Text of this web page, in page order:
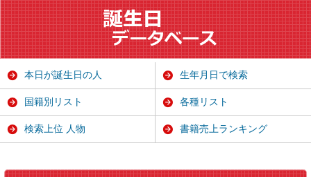
本日が誕生日の人 生年月日で検索
国籍別リスト 各種リスト
検索上位 人物 書籍売上ランキング